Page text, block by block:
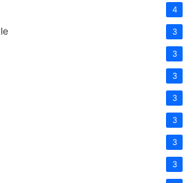
4
3
3
3
3
3
3
3